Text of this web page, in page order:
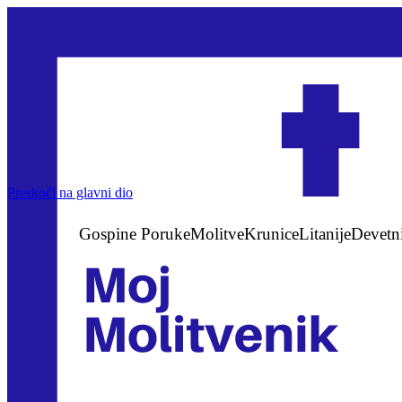
Preskoči na glavni dio
Gospine PorukeMolitveKruniceLitanije